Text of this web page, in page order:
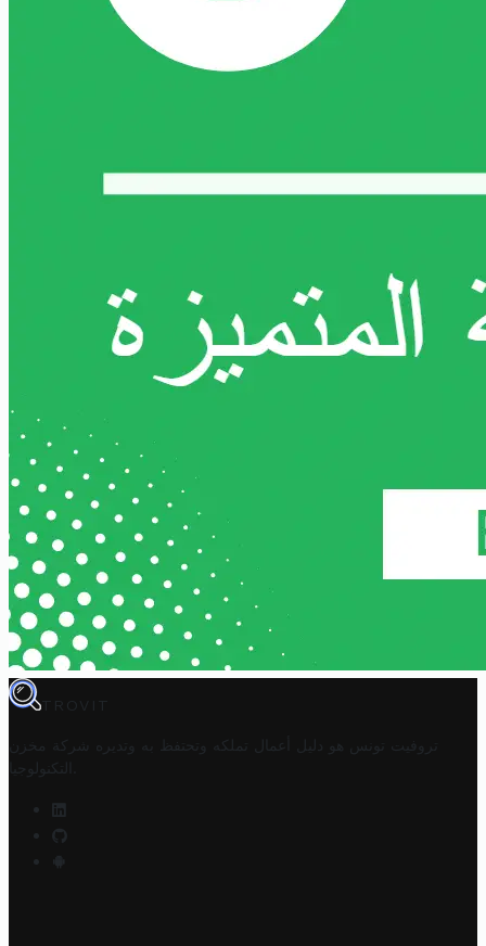
TROVIT
تروفيت تونس هو دليل أعمال تملكه وتحتفظ به وتديره
شركة مخزن
التكنولوجيا